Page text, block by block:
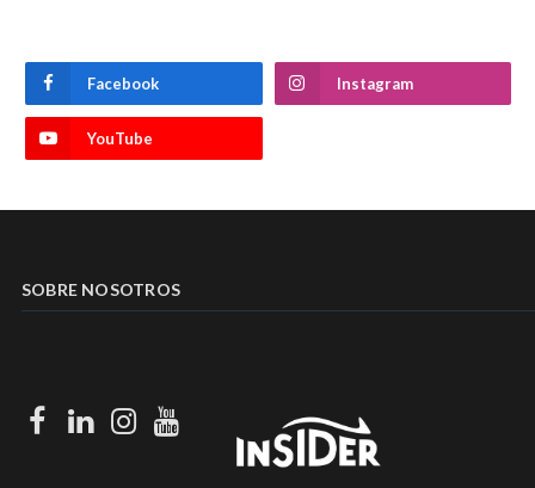
Facebook Instagram
YouTube
SOBRE NOSOTROS
Facebook
LinkedIn
Instagram
Youtube